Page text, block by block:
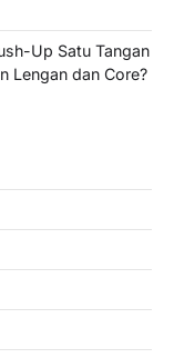
Up Satu Tangan
Lengan dan Core?